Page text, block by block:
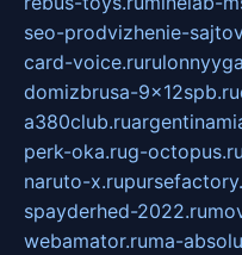
seo-prodvizhenie-
card-voice.ru
domizbrusa-9x12spb.ru
a380club.ru
perk-oka.rug-octopus.ru
naruto-x.ru
spayderhed-2022.ru
webamator.ruma-